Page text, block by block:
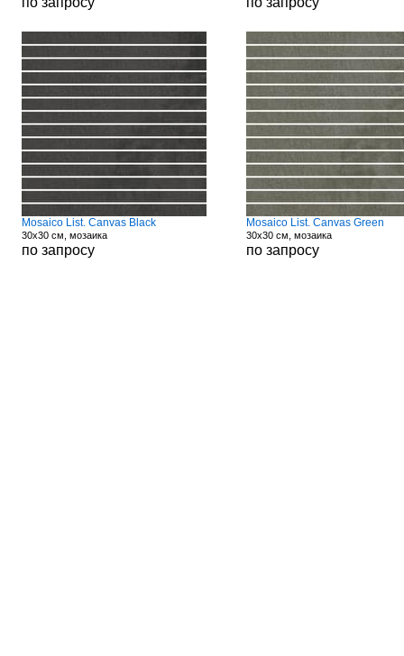
Mosaico List. Canvas Black
30x30 см, мозаика
по запросу
Mosaico List. Canvas Green
30x30 см, мозаика
по запросу